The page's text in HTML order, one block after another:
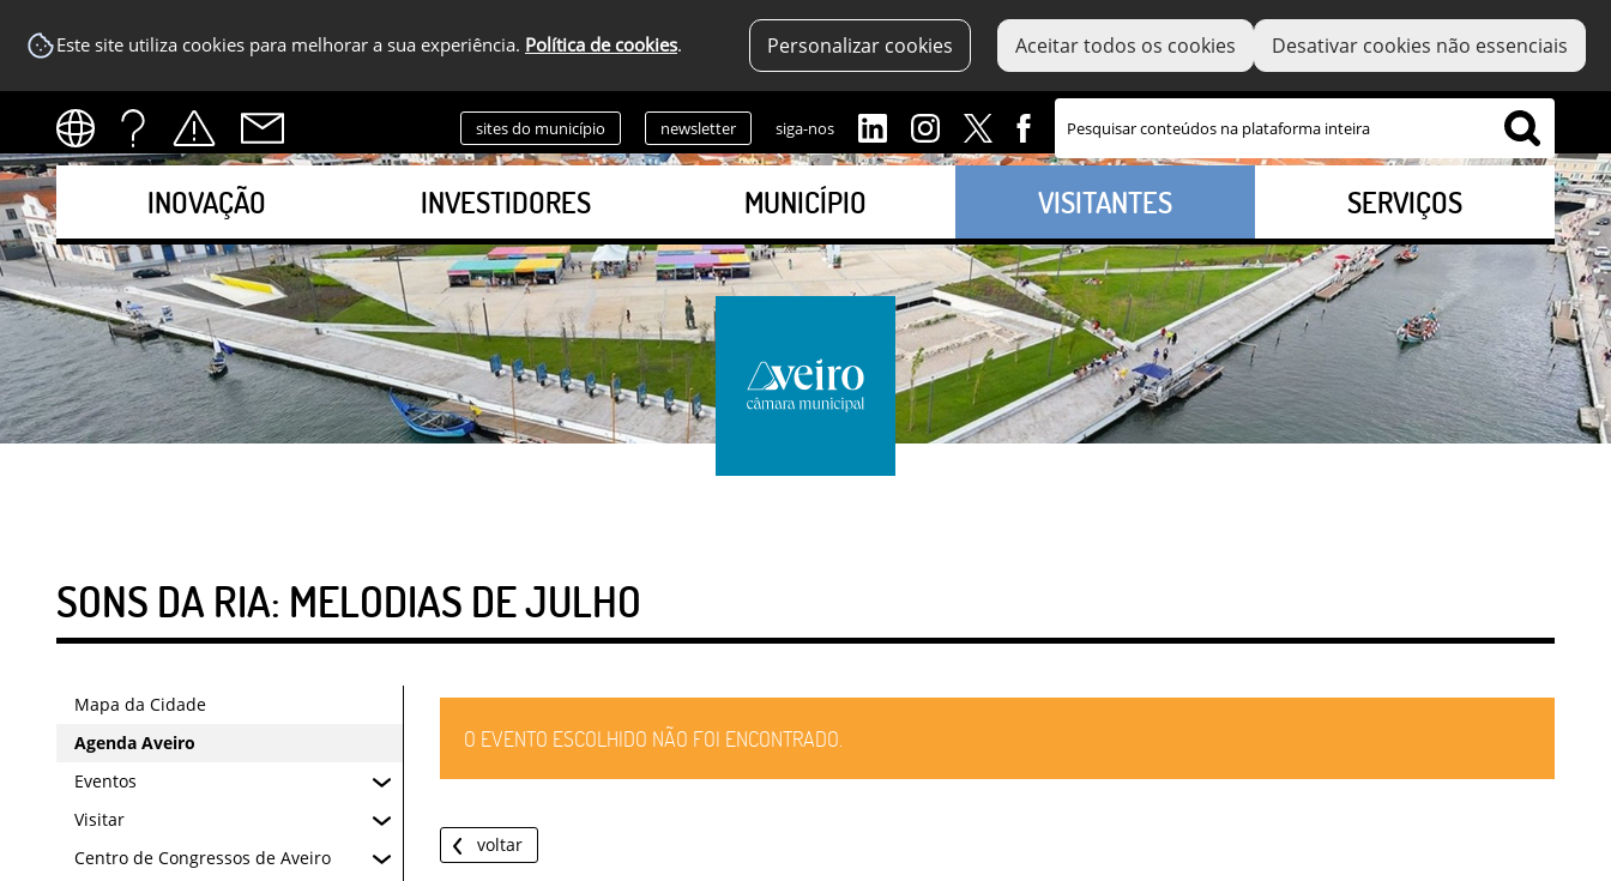
Este site utiliza cookies para melhorar a sua experiência. Política de cookies. Personalizar cookies Aceitar todos os cookies Desativar cookies não essenciais
sites do município newsletter siga-nos
INOVAÇÃO INVESTIDORES MUNICÍPIO VISITANTES SERVIÇOS
SONS DA RIA: MELODIAS DE JULHO
Mapa da Cidade
Agenda Aveiro
Eventos
Visitar
Centro de Congressos de Aveiro
O EVENTO ESCOLHIDO NÃO FOI ENCONTRADO.
voltar